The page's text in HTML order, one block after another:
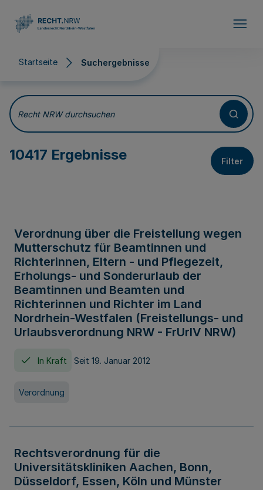
Startseite Suchergebnisse
Suchergebnisse
Recht NRW durchsuchen
10417 Ergebnisse Filter
Verordnung über die Freistellung wegen
Mutterschutz für Beamtinnen und
Richterinnen, Eltern - und Pflegezeit,
Erholungs- und Sonderurlaub der
Beamtinnen und Beamten und
Richterinnen und Richter im Land
Nordrhein-Westfalen (Freistellungs- und
Urlaubsverordnung NRW - FrUrlV NRW)
In Kraft Seit 19. Januar 2012
Verordnung
Rechtsverordnung für die
Universitätskliniken Aachen, Bonn,
Düsseldorf, Essen, Köln und Münster